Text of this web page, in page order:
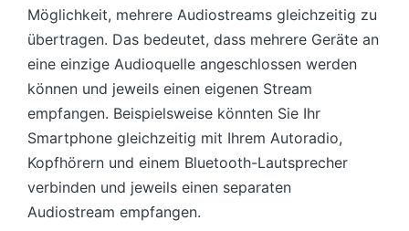
Möglichkeit, mehrere Audiostreams gleichzeitig zu
übertragen. Das bedeutet, dass mehrere Geräte an
eine einzige Audioquelle angeschlossen werden
können und jeweils einen eigenen Stream
empfangen. Beispielsweise könnten Sie Ihr
Smartphone gleichzeitig mit Ihrem Autoradio,
Kopfhörern und einem Bluetooth-Lautsprecher
verbinden und jeweils einen separaten
Audiostream empfangen.